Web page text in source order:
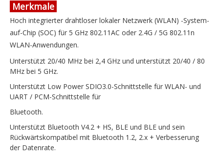
Merkmale
Hoch integrierter drahtloser lokaler Netzwerk (WLAN) -System-
auf-Chip (SOC) für 5 GHz 802.11AC oder 2.4G / 5G 802.11n
WLAN-Anwendungen.
Unterstützt 20/40 MHz bei 2,4 GHz und unterstützt 20/40 / 80
MHz bei 5 GHz.
Unterstützt Low Power SDIO3.0-Schnittstelle für WLAN- und
UART / PCM-Schnittstelle für
Bluetooth.
Unterstützt Bluetooth V4.2 + HS, BLE und BLE und sein
Rückwärtskompatibel mit Bluetooth 1.2, 2.x + Verbesserung
der Datenrate.